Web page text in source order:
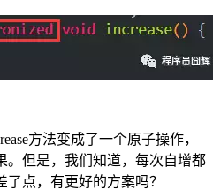
方法变成了一个原子操作，
。但是，我们知道，每次自增都
点，有更好的方案吗？